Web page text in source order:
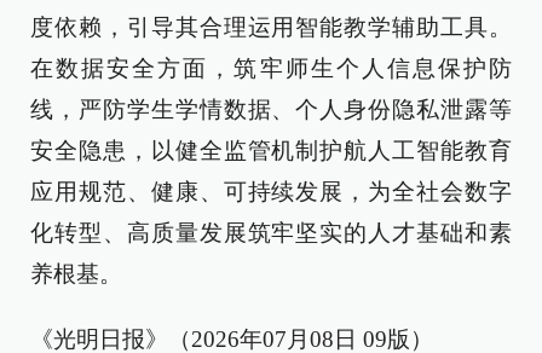
度依赖，引导其合理运用智能教学辅助工具。
在数据安全方面，筑牢师生个人信息保护防
线，严防学生学情数据、个人身份隐私泄露等
安全隐患，以健全监管机制护航人工智能教育
应用规范、健康、可持续发展，为全社会数字
化转型、高质量发展筑牢坚实的人才基础和素
养根基。
《光明日报》（2026年07月08日 09版）